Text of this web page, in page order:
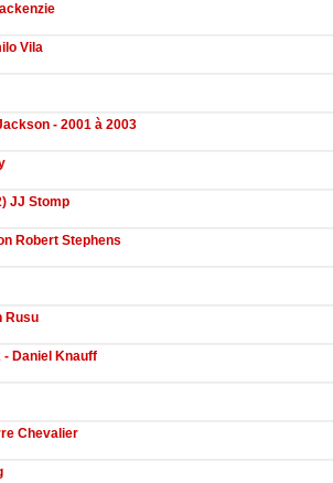
Vila
- 2001 à 2003
JJ Stomp
Robert Stephens
Rusu
- Daniel Knauff
Chevalier